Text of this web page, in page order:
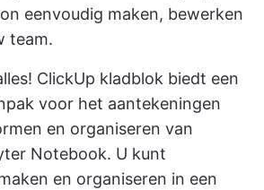
eenvoudig maken, bewerken
team.
ClickUp kladblok biedt een
voor het aantekeningen
en organiseren van
Notebook. U kunt
en organiseren in een